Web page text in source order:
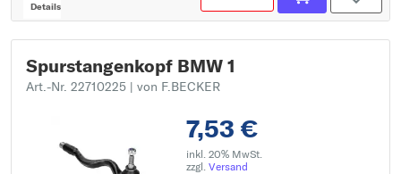
Details
Spurstangenkopf BMW 1
Art.-Nr. 22710225 | von F.BECKER
7,53 €
inkl. 20% MwSt.
zzgl. Versand